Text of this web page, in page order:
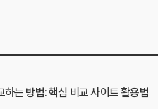
는 방법: 핵심 비교 사이트 활용법